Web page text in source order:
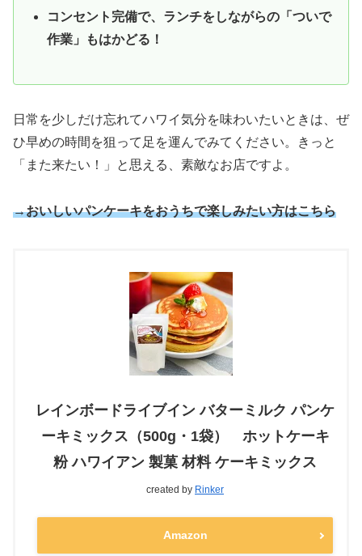
コンセント完備で、ランチをしながらの「ついで
作業」もはかどる！
日常を少しだけ忘れてハワイ気分を味わいたいときは、ぜ
ひ早めの時間を狙って足を運んでみてください。きっと
「また来たい！」と思える、素敵なお店ですよ。
→おいしいパンケーキをおうちで楽しみたい方はこちら
レインボードライブイン バターミルク パンケ
ーキミックス（500g・1袋） ホットケーキ
粉 ハワイアン 製菓 材料 ケーキミックス
created by Rinker
Amazon